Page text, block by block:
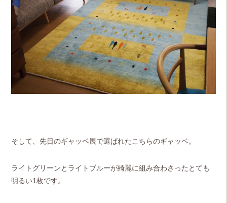
そして、先日のギャッベ展で選ばれたこちらのギャッベ。
ライトグリーンとライトブルーが綺麗に組み合わさったとても
明るい1枚です。